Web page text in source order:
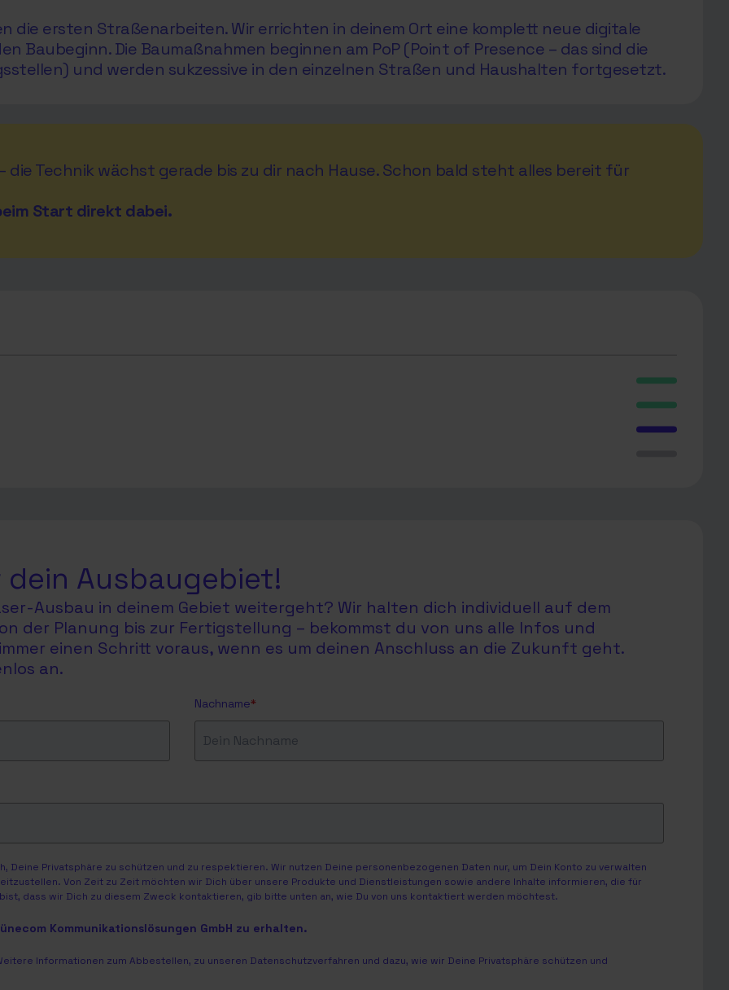
die ersten Straßenarbeiten. Wir errichten in deinem Ort eine komplett neue digitale
Baubeginn. Die Baumaßnahmen beginnen am PoP (Point of Presence – das sind die
und werden sukzessive in den einzelnen Straßen und Haushalten fortgesetzt.
die Technik wächst gerade bis zu dir nach Hause. Schon bald steht alles bereit für
Start direkt dabei.
Ausbaugebiet!
Ausbau in deinem Gebiet weitergeht? Wir halten dich individuell auf dem
der Planung bis zur Fertigstellung – bekommst du von uns alle Infos und
einen Schritt voraus, wenn es um deinen Anschluss an die Zukunft geht.
an.
Nachname*
Deine Privatsphäre zu schützen und zu respektieren. Wir nutzen Deine personenbezogenen Daten nur, um Dein Konto zu verwalten
Von Zeit zu Zeit möchten wir Dich über unsere Produkte und Dienstleistungen sowie andere Inhalte informieren, die für
dass wir Dich zu diesem Zweck kontaktieren, gib bitte unten an, wie Du von uns kontaktiert werden möchtest.
Kommunikationslösungen GmbH zu erhalten.
Informationen zum Abbestellen, zu unseren Datenschutzverfahren und dazu, wie wir Deine Privatsphäre schützen und